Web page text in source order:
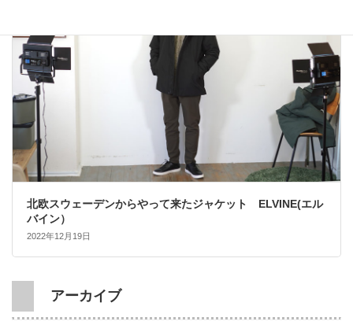
北欧スウェーデンからやって来たジャケット ELVINE(エル
バイン）
2022年12月19日
アーカイブ